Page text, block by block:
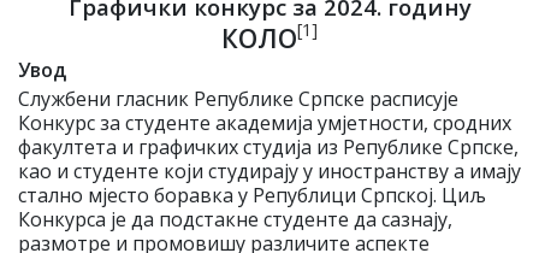
Графички конкурс за 2024. годину
КОЛО[1]
Увод
Службени гласник Републике Српске расписује
Конкурс за студенте академија умјетности, сродних
факултета и графичких студија из Републике Српске,
као и студенте који студирају у иностранству а имају
стално мјесто боравка у Републици Српској. Циљ
Конкурса је да подстакне студенте да сазнају,
размотре и промовишу различите аспекте